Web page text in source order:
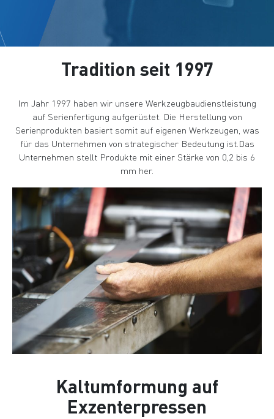
Tradition seit 1997
Im Jahr 1997 haben wir unsere Werkzeugbaudienstleistung
auf Serienfertigung aufgerüstet. Die Herstellung von
Serienprodukten basiert somit auf eigenen Werkzeugen, was
für das Unternehmen von strategischer Bedeutung ist.Das
Unternehmen stellt Produkte mit einer Stärke von 0,2 bis 6
mm her.
Kaltumformung auf
Exzenterpressen